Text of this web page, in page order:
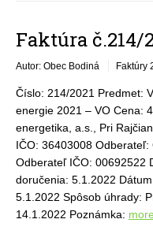
Faktúra č.214/
Autor: Obec Bodiná Faktúry
Číslo: 214/2021 Predmet:
energie 2021 – VO Cena:
energetika, a.s., Pri
IČO: 36403008
Odberateľ IČO: 00692522
doručenia: 5.1.2022
5.1.2022 Spôsob úhrady:
14.1.2022 Poznámka: